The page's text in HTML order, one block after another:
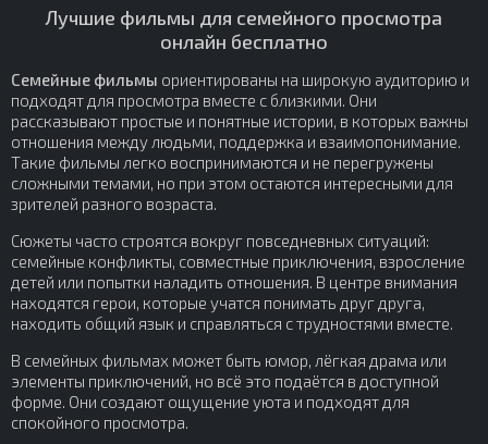
Лучшие фильмы для семейного просмотра
онлайн бесплатно
Семейные фильмы ориентированы на широкую аудиторию и
подходят для просмотра вместе с близкими. Они
рассказывают простые и понятные истории, в которых важны
отношения между людьми, поддержка и взаимопонимание.
Такие фильмы легко воспринимаются и не перегружены
сложными темами, но при этом остаются интересными для
зрителей разного возраста.
Сюжеты часто строятся вокруг повседневных ситуаций:
семейные конфликты, совместные приключения, взросление
детей или попытки наладить отношения. В центре внимания
находятся герои, которые учатся понимать друг друга,
находить общий язык и справляться с трудностями вместе.
В семейных фильмах может быть юмор, лёгкая драма или
элементы приключений, но всё это подаётся в доступной
форме. Они создают ощущение уюта и подходят для
спокойного просмотра.